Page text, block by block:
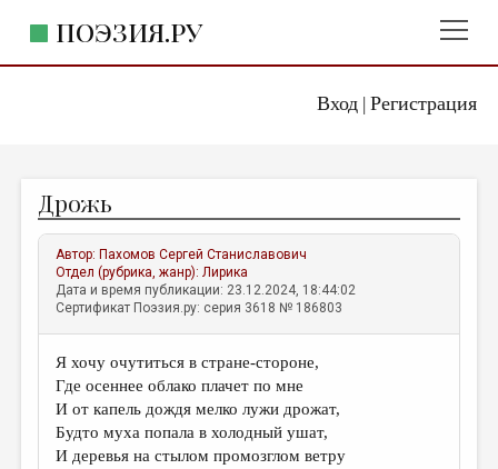
Вход| Регистрация
ПОЭЗИЯ.РУ
ЖАНРЫ
АВТОРЫ
КОММЕНТАРИИ
ЛИТСАЛОН
НОВОСТИ
ПРАВИЛА САЙТА
ОТДЕЛЫ И РУБРИКИ
Дрожь
Автор: Пахомов Сергей Станиславович
Отдел (рубрика, жанр):Лирика
Дата и время публикации: 23.12.2024, 18:44:02
Сертификат Поэзия.ру: серия 3618 № 186803
Я хочу очутиться в стране-стороне,
Где осеннее облако плачет по мне
И от капель дождя мелко лужи дрожат,
Будто муха попала в холодный ушат,
И деревья на стылом промозглом ветру